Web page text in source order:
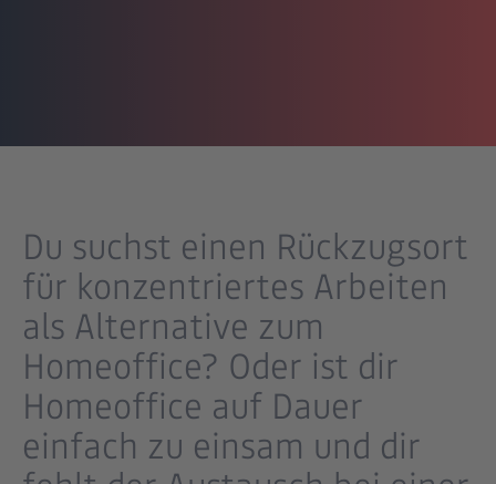
Du suchst einen Rückzugsort
für konzentriertes Arbeiten
als Alternative zum
Homeoffice? Oder ist dir
Homeoffice auf Dauer
einfach zu einsam und dir